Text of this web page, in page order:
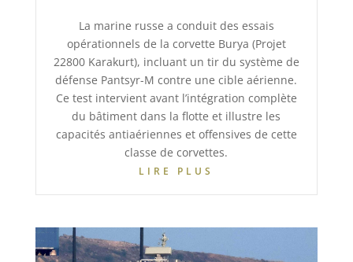
La marine russe a conduit des essais
opérationnels de la corvette Burya (Projet
22800 Karakurt), incluant un tir du système de
défense Pantsyr-M contre une cible aérienne.
Ce test intervient avant l’intégration complète
du bâtiment dans la flotte et illustre les
capacités antiaériennes et offensives de cette
classe de corvettes.
LIRE PLUS